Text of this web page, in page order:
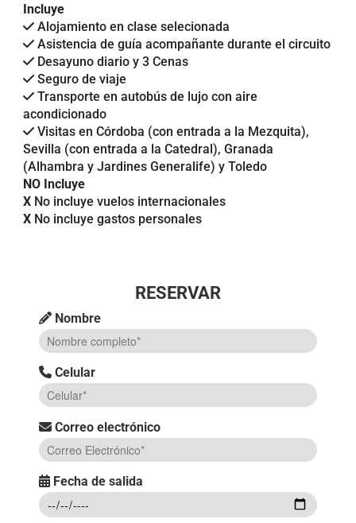
Incluye
Alojamiento en clase selecionada
Asistencia de guía acompañante durante el circuito
Desayuno diario y 3 Cenas
Seguro de viaje
Transporte en autobús de lujo con aire
acondicionado
Visitas en Córdoba (con entrada a la Mezquita),
Sevilla (con entrada a la Catedral), Granada
(Alhambra y Jardines Generalife) y Toledo
NO Incluye
XNo incluye vuelos internacionales
XNo incluye gastos personales
RESERVAR
Nombre
Celular
Correo electrónico
Fecha de salida